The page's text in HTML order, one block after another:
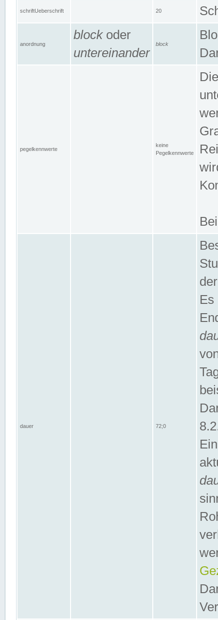
schriftUeberschrift 20
anordnung
blockoder
untereinander
block
pegelkennwerte
keine
Pegelkennwerte
dauer 72;0
Es